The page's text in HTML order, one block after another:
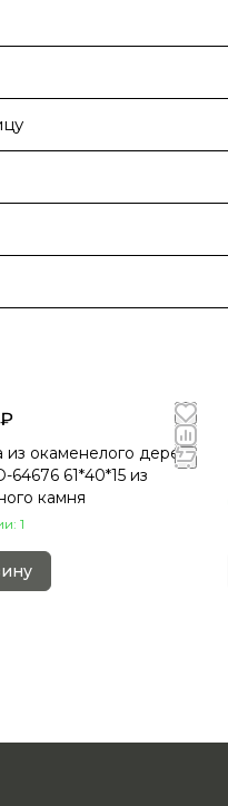
из окаменелого дерева
61*40*15 из
камня
1